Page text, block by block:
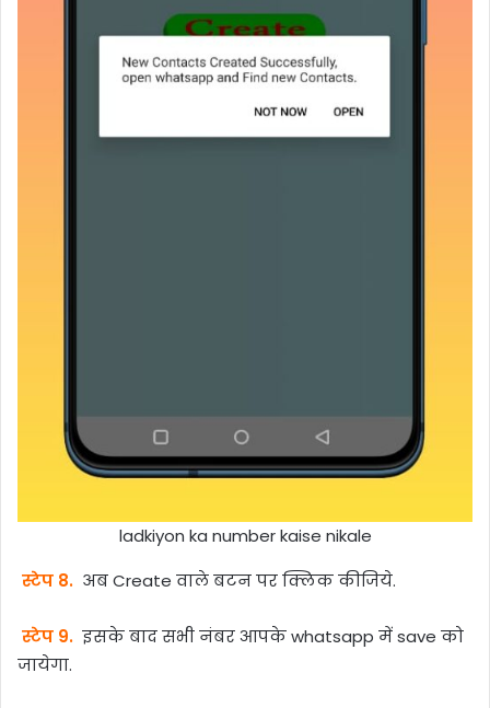
ladkiyon ka number kaise nikale
स्टेप 8. अब Create वाले बटन पर क्लिक कीजिये.
स्टेप 9. इसके बाद सभी नंबर आपके whatsapp में save को
जायेगा.